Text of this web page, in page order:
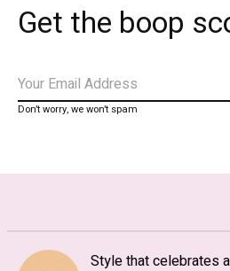
Get the boop
Don’t worry, we won’t spam
Style that celebrates